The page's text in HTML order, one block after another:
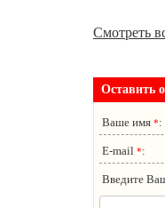
Смотреть
Оставить
Ваше имя *:
E-mail *:
Введите